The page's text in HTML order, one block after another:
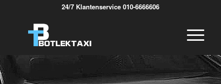
24/7 Klantenservice 010-6666606